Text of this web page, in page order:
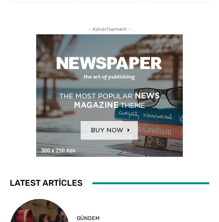
- Advertisement -
LATEST ARTICLES
GÜNDEM